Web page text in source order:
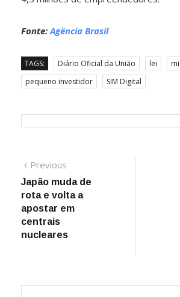
Fonte:Agência Brasil
TAGS: Diário Oficial da União lei
pequeno investidor
SIM Digital
Navegação
de
Post
Previous
post:
Japão muda de
rota e volta a
apostar em
centrais
nucleares